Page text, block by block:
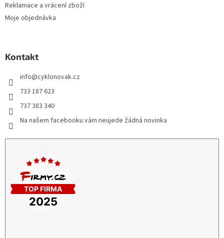
Reklamace a vrácení zboží
Moje objednávka
Kontakt
info@cyklonovak.cz
733 187 623
737 383 340
Na našem facebooku vám neujede žádná novinka